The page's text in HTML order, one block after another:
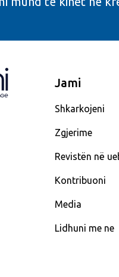
Jami
Shkarkojeni
Zgjerime
Revistën në
Kontribuoni
Media
Lidhuni me ne